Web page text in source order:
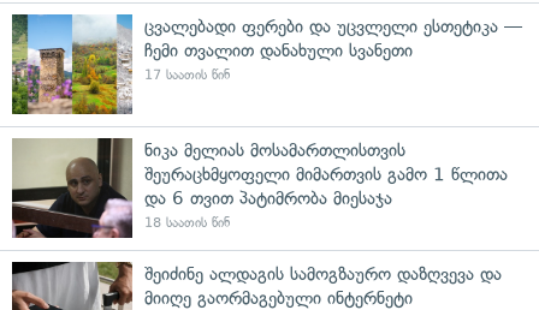
ცვალებადი ფერები და უცვლელი ესთეტიკა —
ჩემი თვალით დანახული სვანეთი
17 საათის წინ
ნიკა მელიას მოსამართლისთვის
შეურაცხმყოფელი მიმართვის გამო 1 წლითა
და 6 თვით პატიმრობა მიესაჯა
18 საათის წინ
შეიძინე ალდაგის სამოგზაურო დაზღვევა და
მიიღე გაორმაგებული ინტერნეტი